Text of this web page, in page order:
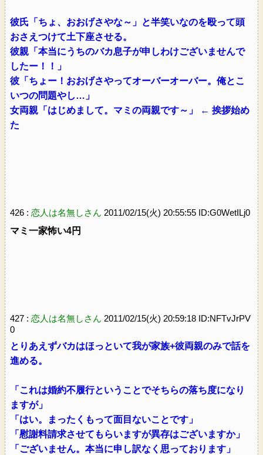
彼氏「ちょ、おおげさやな～」と半笑いなのを殴って頭
おさえつけて土下座させる。
彼親「本当にうちのバカ息子が申しわけございませんで
したー！！」
彼「ちょー！おおげさやってオーバーオーバー。俺とこ
いつの問題やし…」
女両親「はじめまして。マミの両親です～」 ← 挨拶始め
た
426 : 恋人は名無しさん 2011/02/15(火) 20:55:55 ID:G0WetILj0
マミ一家怖い4円
427 : 恋人は名無しさん 2011/02/15(火) 20:59:18 ID:NFTvJrPV
0
とりあえずバカはほっといて我が家族+彼両親のみで話を
進める。
「これは婚約不履行ということでそちらの落ち度になり
ますが」
「はい。まったくもって面目ないことです」
「慰謝料請求させてもらいますが異存はございますか」
「ございません。本当に申し訳なく思っております」